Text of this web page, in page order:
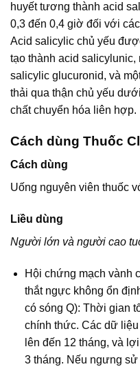
huyết tương thành acid
0,3 đến 0,4 giờ đối với
Acid salicylic chủ yếu
tạo thành acid salicylunic,
salicylic glucuronid, và
thải qua thận chủ yếu
chất chuyển hóa liên hợp.
Cách dùng Thuốc
Cách dùng
Uống nguyên viên thuốc
Liều dùng
Người lớn và người cao
Hội chứng mạch vành
thắt ngực không ổn
có sóng Q): Thời gian
chính thức. Các dữ
lên đến 12 tháng, và
3 tháng. Nếu ngưng